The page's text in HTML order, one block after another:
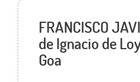
FRANCISCO
de Ignacio de
Goa